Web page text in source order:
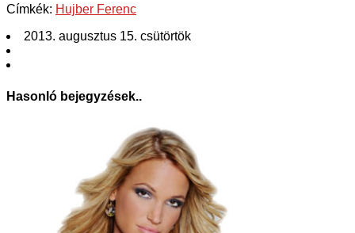
Címkék: Hujber Ferenc
2013. augusztus 15. csütörtök
Hasonló bejegyzések..